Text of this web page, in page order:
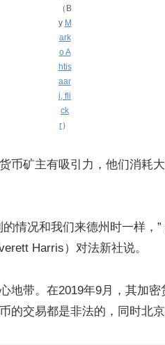
（B
y M
ark
o A
htis
aar
i, fli
ck
r）
币矿主有吸引力，他们消耗
情况和我们来德州时一样，
Harris）对法新社说。
地带。在2019年9月，其加
的交易都是非法的，同时北